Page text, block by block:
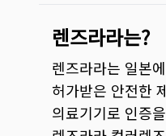
렌즈라라는?
렌즈라라는 일본
허가받은 안전한
의료기기로 인증